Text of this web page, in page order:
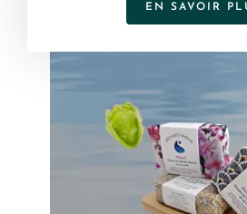
EN SAVOIR